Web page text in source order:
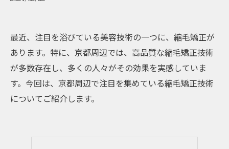
最近、注目を浴びている美容技術の一つに、縮毛矯正が
あります。特に、京都周辺では、高品質な縮毛矯正技術
が多数存在し、多くの人々がその効果を実感していま
す。今回は、京都周辺で注目を集めている縮毛矯正技術
についてご紹介します。